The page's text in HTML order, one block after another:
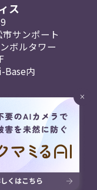
ス
市サンポート
ボルタワー
Base内
スの一員です
×